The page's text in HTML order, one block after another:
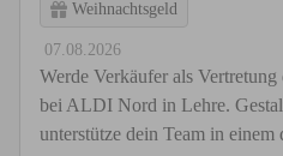
Weihnachtsgeld
07.08.2026
Werde Verkäufer als
bei ALDI Nord in Lehre.
unterstütze dein Team in einem